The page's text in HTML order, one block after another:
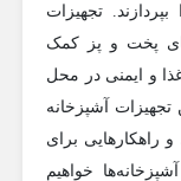
تجهیزات
پخت و پز کمک
و ایمنی در محل
آشپزخانه
برای
خواهیم